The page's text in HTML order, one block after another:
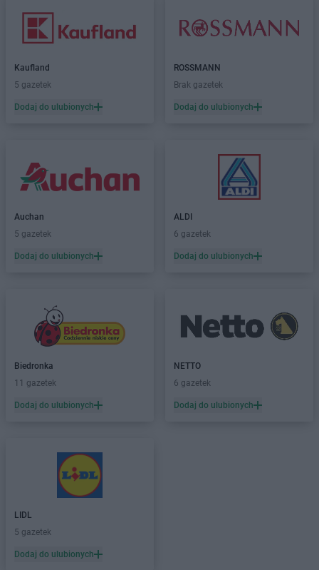
Kaufland
5 gazetek
Dodaj do ulubionych
ROSSMANN
Brak gazetek
Dodaj do ulubionych
Auchan
5 gazetek
Dodaj do ulubionych
ALDI
6 gazetek
Dodaj do ulubionych
Biedronka
11 gazetek
Dodaj do ulubionych
NETTO
6 gazetek
Dodaj do ulubionych
LIDL
5 gazetek
Dodaj do ulubionych